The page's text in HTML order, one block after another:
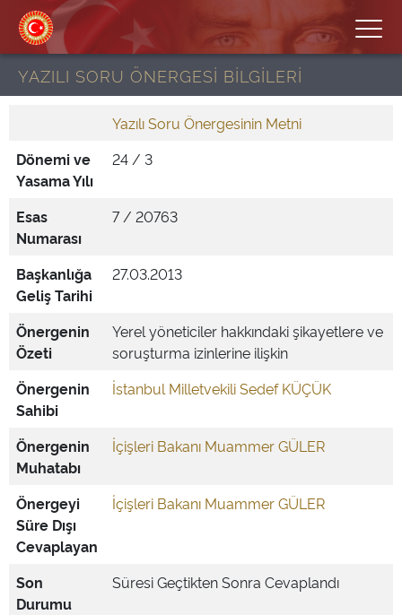
YAZILI SORU ÖNERGESİ BİLGİLERİ
Yazılı Soru Önergesinin Metni
Dönemi ve
Yasama Yılı
24 / 3
Esas
Numarası
7 / 20763
Başkanlığa
Geliş Tarihi
27.03.2013
Önergenin
Özeti
Yerel yöneticiler hakkındaki şikayetlere ve
soruşturma izinlerine ilişkin
Önergenin
Sahibi
İstanbul Milletvekili Sedef KÜÇÜK
Önergenin
Muhatabı
İçişleri Bakanı Muammer GÜLER
Önergeyi
Süre Dışı
Cevaplayan
İçişleri Bakanı Muammer GÜLER
Son
Durumu
Süresi Geçtikten Sonra Cevaplandı